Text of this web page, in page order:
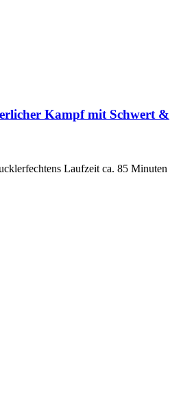
Kampf mit Schwert &
Laufzeit ca. 85 Minuten